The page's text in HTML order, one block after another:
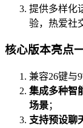
提供多样化
验，热爱社
核心版本亮点
兼容26键与
集成多种智
场景；
支持预设聊